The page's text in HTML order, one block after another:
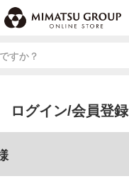
すか？
すか？
ログイン/会員登録